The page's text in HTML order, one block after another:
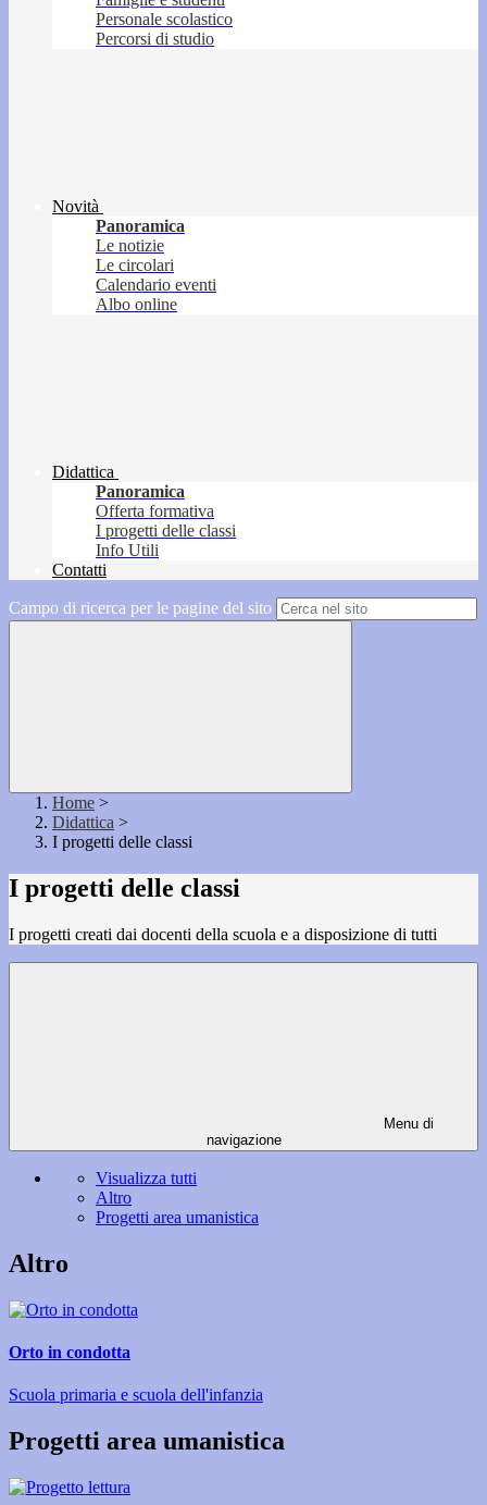
Personale scolastico
Percorsi di studio
Novità
Panoramica
Le notizie
Le circolari
Calendario eventi
Albo online
Didattica
Panoramica
Offerta formativa
I progetti delle classi
Info Utili
Contatti
Campo di ricerca per le pagine del sito
Home >
Didattica >
I progetti delle classi
I progetti delle classi
I progetti creati dai docenti della scuola e a disposizione di tutti
Menu di
navigazione
Visualizza tutti
Altro
Progetti area umanistica
Altro
Orto in condotta
Scuola primaria e scuola dell'infanzia
Progetti area umanistica